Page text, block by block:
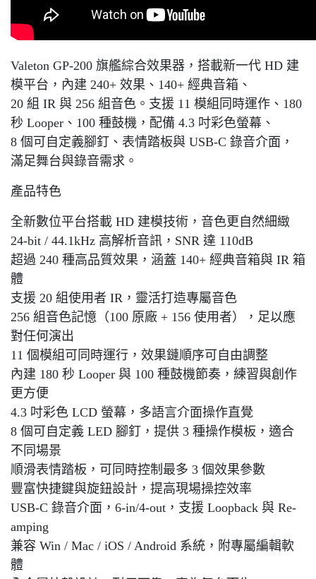
Valeton GP-200 旗艦綜合效果器，搭載新一代 HD 建
模平台，內建 240+ 效果、140+ 經典音箱、
20 組 IR 與 256 組音色。支援 11 模組同時運作、180
秒 Looper、100 種鼓機，配備 4.3 吋彩色螢幕、
8 個可自定義腳釘、表情踏板與 USB-C 錄音介面，
滿足舞台與錄音需求。
產品特色
全新數位平台搭載 HD 建模技術，音色更自然細緻
24-bit / 44.1kHz 高解析音訊，SNR 達 110dB
超過 240 種高品質效果，涵蓋 140+ 經典音箱與 IR 箱
體
支援 20 組使用者 IR，靈活打造專屬音色
256 組音色記憶（100 原廠 + 156 使用者），足以應
對任何演出
11 個模組可同時運行，效果鏈順序可自由調整
內建 180 秒 Looper 與 100 種鼓機節奏，練習與創作
更方便
4.3 吋彩色 LCD 螢幕，多語言介面操作直覺
8 個可自定義 LED 腳釘，提供 3 種操作模板，適合
不同場景
順滑表情踏板，可同時控制最多 3 個效果參數
豐富快捷鍵與旋鈕設計，提高現場操控效率
USB-C 錄音介面，6-in/4-out，支援 Loopback 與 Re-
amping
兼容 Win / Mac / iOS / Android 系統，附專屬編輯軟
體